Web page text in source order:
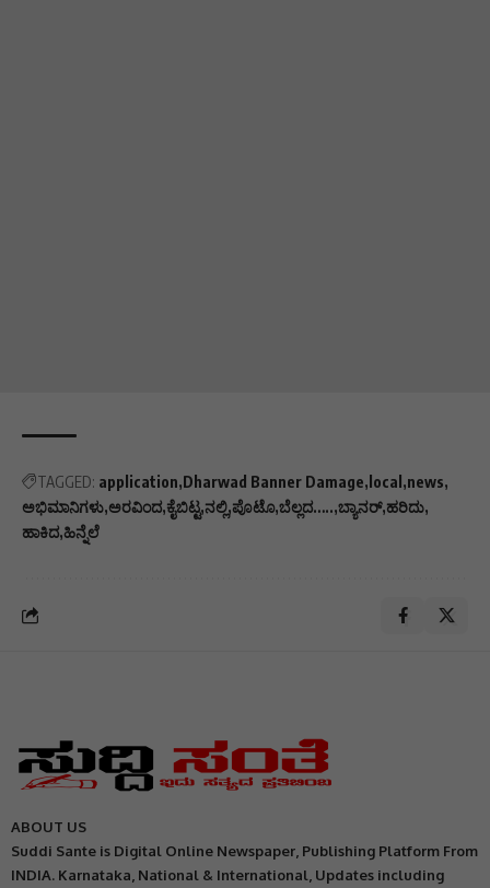
TAGGED: application Dharwad Banner Damage local news
ಅಭಿಮಾನಿಗಳು ಅರವಿಂದ ಕೈಬಿಟ್ಟ ನಲ್ಲಿ ಪೊಟೊ ಬೆಲ್ಲದ….. ಬ್ಯಾನರ್ ಹರಿದು
ಹಾಕಿದ ಹಿನ್ನೆಲೆ
ABOUT US
Suddi Sante is Digital Online Newspaper, Publishing Platform From
INDIA. Karnataka, National & International, Updates including